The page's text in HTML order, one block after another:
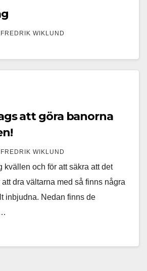
FREDRIK WIKLUND
att göra banorna
FREDRIK WIKLUND
kvällen och för att säkra att det
dra vältarna med så finns några
inbjudna. Nedan finns de